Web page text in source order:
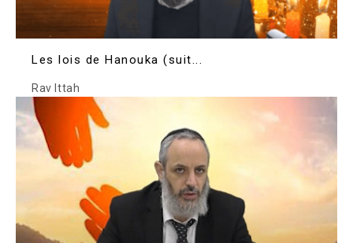
Les lois de Hanouka (suit...
Rav Ittah